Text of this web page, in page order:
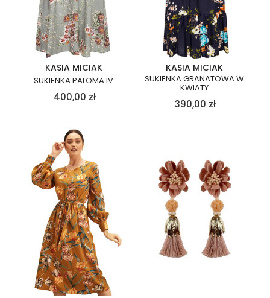
KASIA MICIAK
SUKIENKA PALOMA IV
400,00 zł
KASIA MICIAK
SUKIENKA GRANATOWA W
KWIATY
390,00 zł